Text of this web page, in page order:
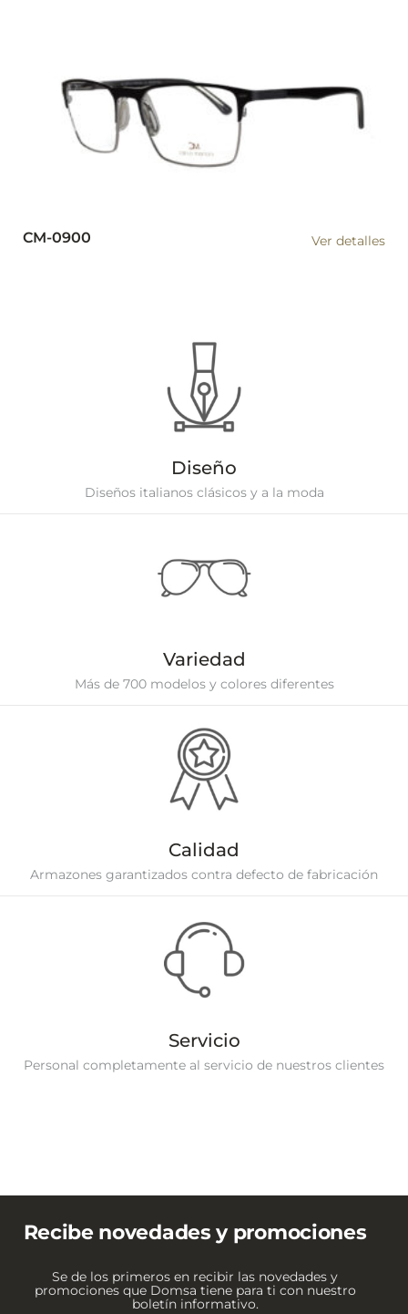
CM-0900 Ver detalles
Diseño
Diseños italianos clásicos y a la moda
Variedad
Más de 700 modelos y colores diferentes
Calidad
Armazones garantizados contra defecto de fabricación
Servicio
Personal completamente al servicio de nuestros clientes
Recibe novedades y promociones
Se de los primeros en recibir las novedades y
promociones que Domsa tiene para ti con nuestro
boletín informativo.